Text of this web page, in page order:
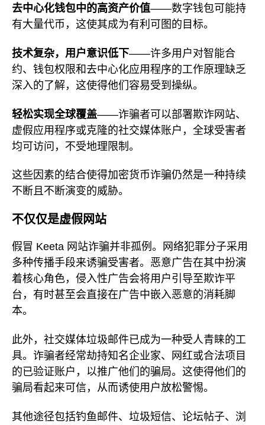
去中心化钱包中的高资产价值——数字钱包可能持
有大量代币，这使其成为有利可图的目标。
技术复杂，用户意识低下——许多用户对智能合
约、钱包权限和去中心化应用程序的工作原理缺乏
深入的了解，这使得他们容易受到操纵。
轻松实现全球覆盖——诈骗者可以部署欺诈网站、
虚假应用程序或克隆的社交媒体账户，全球受害者
均可访问，不受地理限制。
这些因素的结合使得加密货币诈骗仍然是一种持续
不断且不断演变的威胁。
不仅仅是虚假网站
假冒 Keeta 网站诈骗并非孤例。网络犯罪分子采用
多种传播手段来诱骗受害者。恶意广告在其中扮演
着核心角色，侵入性广告会将用户引导至欺诈平
台，有时甚至会直接在广告中嵌入恶意的消耗脚
本。
此外，社交媒体垃圾邮件已成为一种受人青睐的工
具。诈骗者经常劫持知名企业家、网红或合法项目
的已验证账户，以推广他们的骗局。这使得他们的
骗局看起来可信，从而诱使用户放松警惕。
其他途径包括钓鱼邮件、垃圾短信、论坛帖子、浏